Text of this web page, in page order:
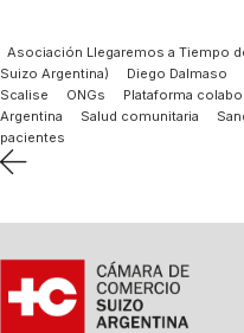
Asociación Llegaremos a Tiempo
Suizo Argentina)
Diego Dalmaso
Scalise
ONGs Plataforma
Argentina
Salud comunitaria
pacientes